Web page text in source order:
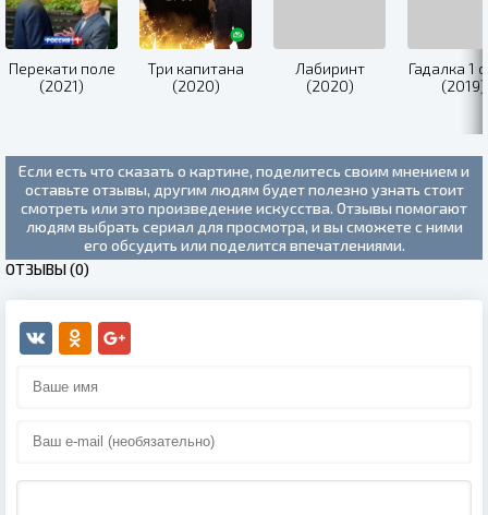
Перекати поле
(2021)
Три капитана
(2020)
Лабиринт
(2020)
Гадалка 1
(2019)
Если есть что сказать о картине, поделитесь своим мнением и
оставьте отзывы, другим людям будет полезно узнать стоит
смотреть или это произведение искусства. Отзывы помогают
людям выбрать сериал для просмотра, и вы сможете с ними
его обсудить или поделится впечатлениями.
ОТЗЫВЫ (0)